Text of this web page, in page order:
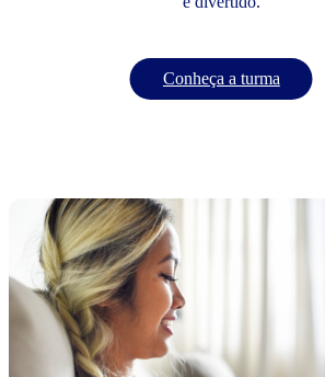
Conheça a turma